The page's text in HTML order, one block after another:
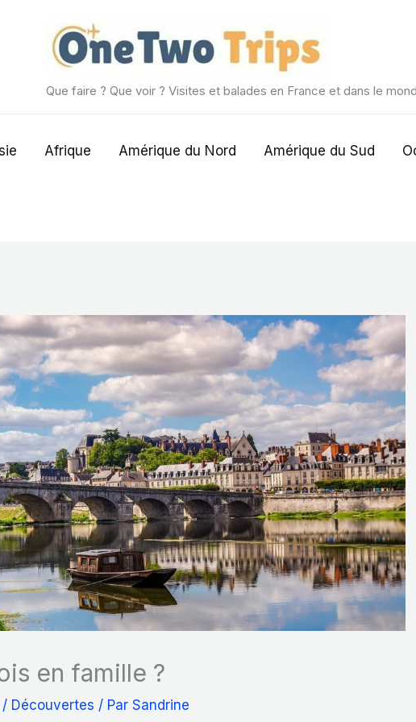
Que faire ? Que voir ? Visites et balades en France et dans le
Afrique Amérique du Nord Amérique du Sud
en famille ?
/ Découvertes / ParSandrine